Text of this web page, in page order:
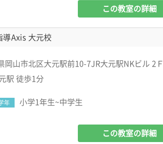
この教室の詳細
導Axis 大元校
岡山市北区大元駅前10-7JR大元駅NKビル 2Ｆ
元駅 徒歩1分
年 小学1年生~中学生
この教室の詳細